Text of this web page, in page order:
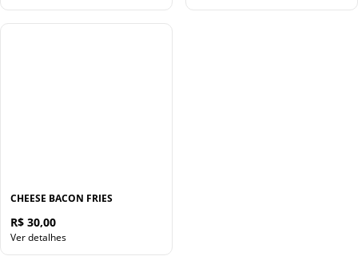
CHEESE BACON FRIES
R$ 30,00
Ver detalhes